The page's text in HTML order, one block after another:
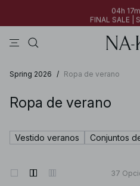
04h
FINAL SALE |
04h
FINAL SALE |
30% OFF
Spring 2026 / Ropa de verano
Ropa de verano
Vestido veranos Conjuntos
37